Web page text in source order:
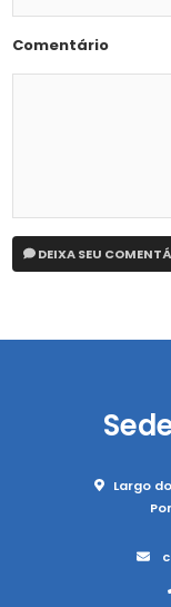
Comentário
DEIXA SEU
Largo